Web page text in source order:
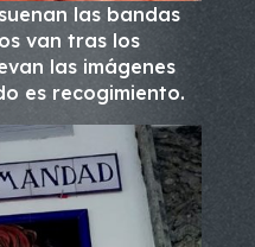
las bandas
van tras los
las imágenes
es recogimiento.